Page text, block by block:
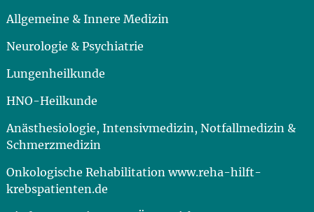
Allgemeine & Innere Medizin
Neurologie & Psychiatrie
Lungenheilkunde
HNO-Heilkunde
Anästhesiologie, Intensivmedizin, Notfallmedizin &
Schmerzmedizin
Onkologische Rehabilitation www.reha-hilft-
krebspatienten.de